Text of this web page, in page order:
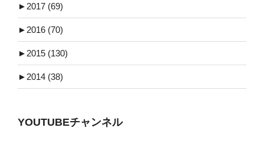
► 2017 (69)
► 2016 (70)
► 2015 (130)
► 2014 (38)
YOUTUBEチャンネル